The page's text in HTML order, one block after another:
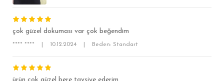
çok güzel dokuması var çok beğendim
**** **** 10.12.2024 Beden: Standart